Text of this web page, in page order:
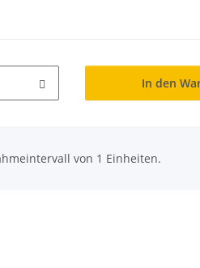
In den
von 1 Einheiten.